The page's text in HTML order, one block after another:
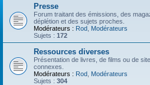
Presse
Forum traitant des émissions, des
déplétion et des sujets proches.
Modérateurs : Rod Modérateurs
Sujets : 172
Ressources diverses
Présentation de livres, de films ou de
connexes.
Modérateurs : Rod Modérateurs
Sujets : 304